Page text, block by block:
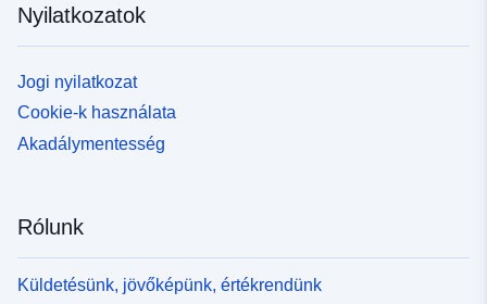
Nyilatkozatok
Jogi nyilatkozat
Cookie-k használata
Akadálymentesség
Rólunk
Küldetésünk, jövőképünk, értékrendünk